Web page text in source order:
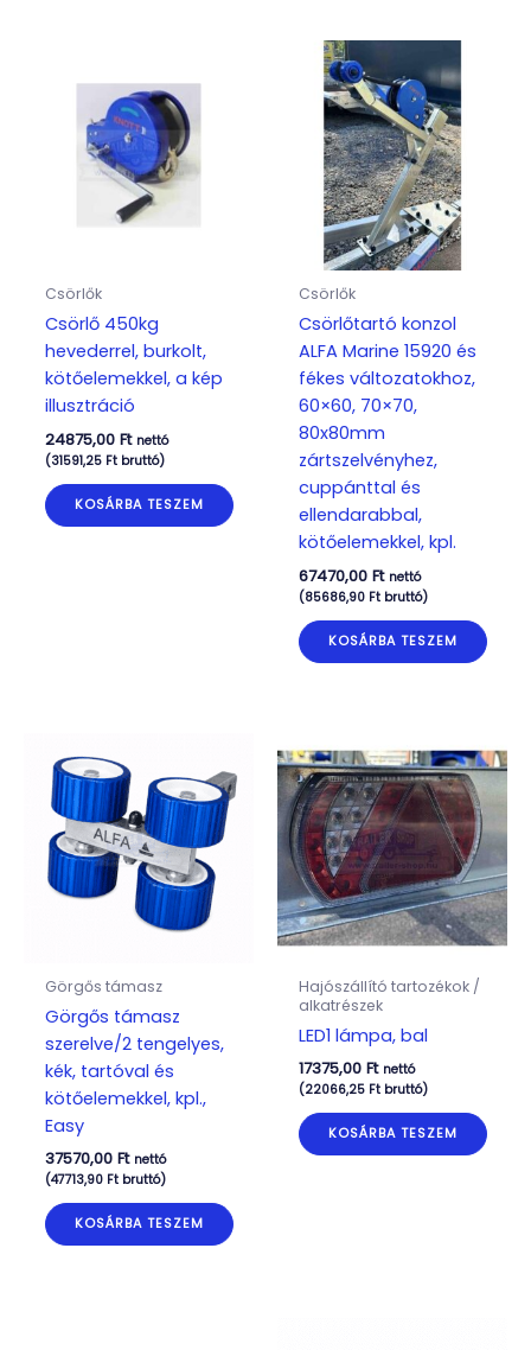
Csörlők
Csörlő 450kg
hevederrel, burkolt,
kötőelemekkel, a kép
illusztráció
24875,00 Ft nettó
(31591,25 Ftbruttó)
KOSÁRBA TESZEM
Csörlők
Csörlőtartó konzol
ALFA Marine 15920 és
fékes változatokhoz,
60×60, 70×70,
80x80mm
zártszelvényhez,
cuppánttal és
ellendarabbal,
kötőelemekkel, kpl.
67470,00 Ft nettó
(85686,90 Ftbruttó)
KOSÁRBA TESZEM
Görgős támasz
Görgős támasz
szerelve/2 tengelyes,
kék, tartóval és
kötőelemekkel, kpl.,
Easy
37570,00 Ft nettó
(47713,90 Ftbruttó)
KOSÁRBA TESZEM
Hajószállító tartozékok /
alkatrészek
LED1 lámpa, bal
17375,00 Ft nettó
(22066,25 Ftbruttó)
KOSÁRBA TESZEM